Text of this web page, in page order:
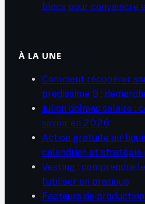
blocs pour convaincre
À LA UNE
Comment récupérer
predissime 9 :
Julien delmas salaire :
savoir en 2026
Action gratuite air
calendrier et stratégie
Vesting : comprendre
l’utiliser en pratique
Facteurs de